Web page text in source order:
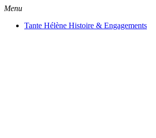
Menu
Tante Hélène Histoire & Engagements